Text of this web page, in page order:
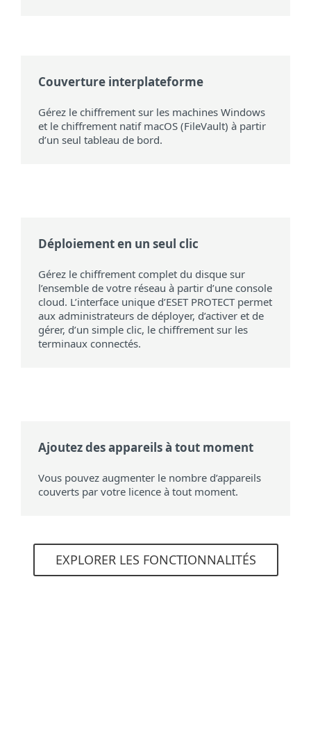
Couverture interplateforme
Gérez le chiffrement sur les machines Windows
et le chiffrement natif macOS (FileVault) à partir
d’un seul tableau de bord.
Déploiement en un seul clic
Gérez le chiffrement complet du disque sur
l’ensemble de votre réseau à partir d’une console
cloud. L’interface unique d’ESET PROTECT permet
aux administrateurs de déployer, d’activer et de
gérer, d’un simple clic, le chiffrement sur les
terminaux connectés.
Ajoutez des appareils à tout moment
Vous pouvez augmenter le nombre d’appareils
couverts par votre licence à tout moment.
EXPLORER LES FONCTIONNALITÉS